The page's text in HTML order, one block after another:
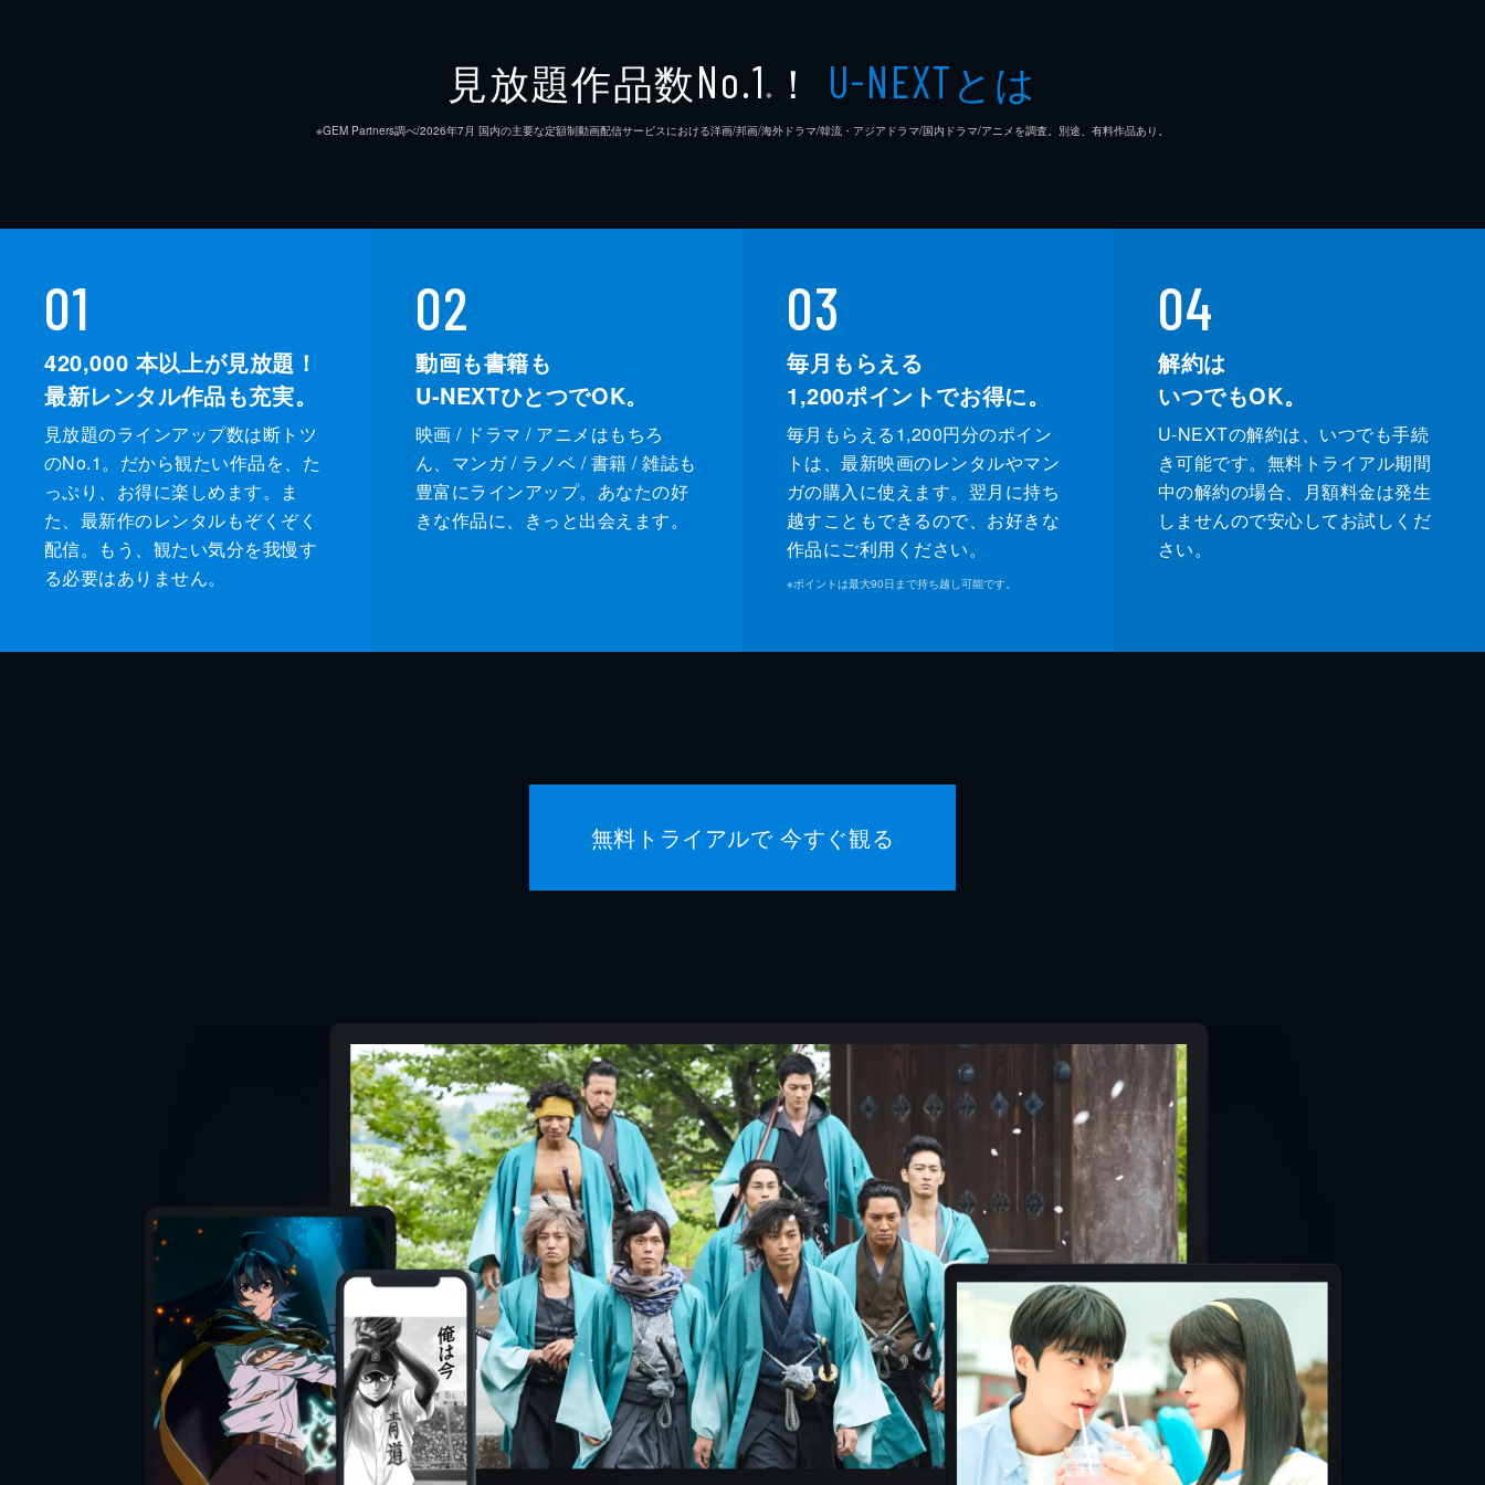
見放題作品数No.1 ※ ！ U-NEXTとは
※GEM Partners調べ/2026年7⽉ 国内の主要な定額制動画配信サービスにおける洋画/邦画/海外ドラマ/韓流・アジアドラマ/国内ドラマ/アニメを調査。別途、有料作品あり。
01
420,000 本以上が見放題！
最新レンタル作品も充実。
見放題のラインアップ数は断トツ
のNo.1。だから観たい作品を、た
っぷり、お得に楽しめます。ま
た、最新作のレンタルもぞくぞく
配信。もう、観たい気分を我慢す
る必要はありません。
02
動画も書籍も
U-NEXTひとつでOK。
映画 / ドラマ / アニメはもちろ
ん、マンガ / ラノベ / 書籍 / 雑誌も
豊富にラインアップ。あなたの好
きな作品に、きっと出会えます。
03
毎月もらえる
1,200ポイントでお得に。
毎月もらえる1,200円分のポイン
トは、最新映画のレンタルやマン
ガの購入に使えます。翌月に持ち
越すこともできるので、お好きな
作品にご利用ください。
※ポイントは最大90日まで持ち越し可能です。
04
解約は
いつでもOK。
U-NEXTの解約は、いつでも手続
き可能です。無料トライアル期間
中の解約の場合、月額料金は発生
しませんので安心してお試しくだ
さい。
無料トライアルで 今すぐ観る